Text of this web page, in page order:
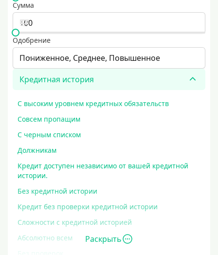
Сумма
Одобрение
Пониженное, Среднее, Повышенное
Кредитная история
С высоким уровнем кредитных обязательств
Совсем пропащим
С черным списком
Должникам
Кредит доступен независимо от вашей кредитной
истории.
Без кредитной истории
Кредит без проверки кредитной истории
Сложности с кредитной историей
Абсолютно всем
Раскрыть